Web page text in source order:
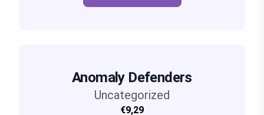
Anomaly Defenders
Uncategorized
€9,29